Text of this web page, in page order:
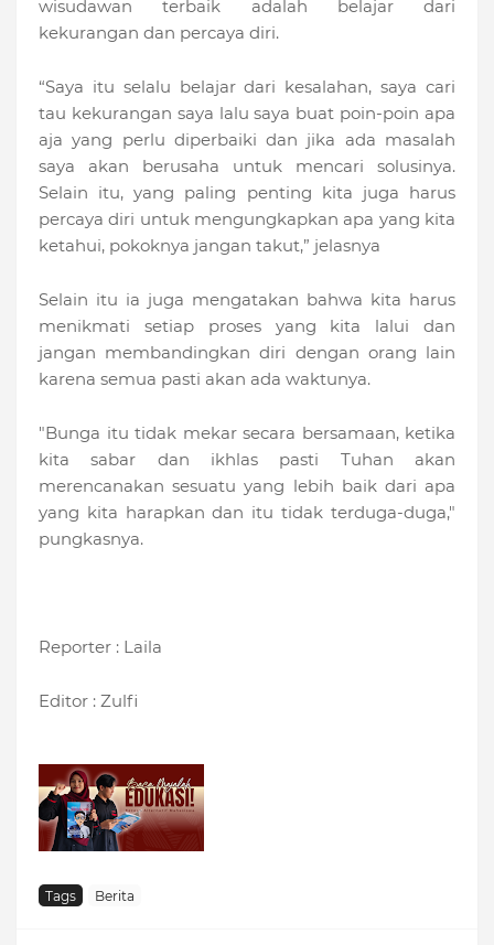
wisudawan terbaik adalah belajar dari
kekurangan dan percaya diri.
“Saya itu selalu belajar dari kesalahan, saya cari
tau kekurangan saya lalu saya buat poin-poin apa
aja yang perlu diperbaiki dan jika ada masalah
saya akan berusaha untuk mencari solusinya.
Selain itu, yang paling penting kita juga harus
percaya diri untuk mengungkapkan apa yang kita
ketahui, pokoknya jangan takut,” jelasnya
Selain itu ia juga mengatakan bahwa kita harus
menikmati setiap proses yang kita lalui dan
jangan membandingkan diri dengan orang lain
karena semua pasti akan ada waktunya.
"Bunga itu tidak mekar secara bersamaan, ketika
kita sabar dan ikhlas pasti Tuhan akan
merencanakan sesuatu yang lebih baik dari apa
yang kita harapkan dan itu tidak terduga-duga,"
pungkasnya.
Reporter : Laila
Editor : Zulfi
Tags Berita